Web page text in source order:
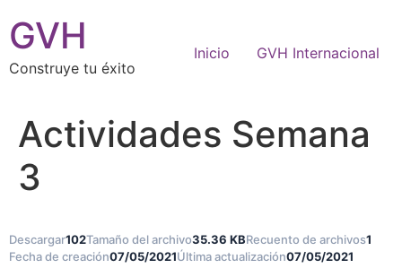
GVH
Construye tu éxito
Inicio GVH Internacional
Actividades Semana
3
Descargar102Tamaño del archivo35.36 KBRecuento de archivos1
Fecha de creación07/05/2021Última actualización07/05/2021